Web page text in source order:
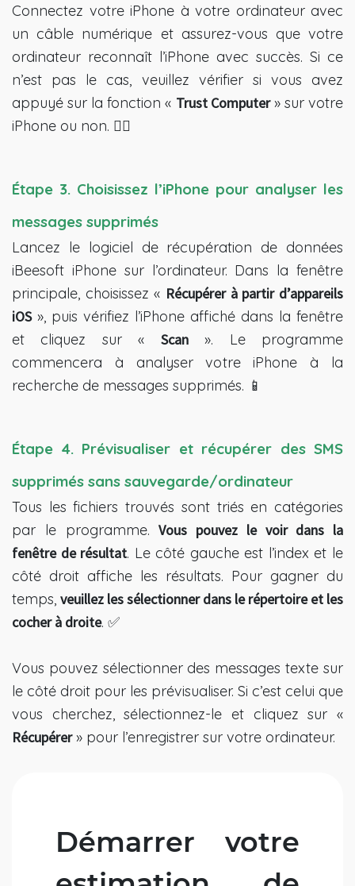
Connectez votre iPhone à votre ordinateur avec
un câble numérique et assurez-vous que votre
ordinateur reconnaît l’iPhone avec succès. Si ce
n’est pas le cas, veuillez vérifier si vous avez
appuyé sur la fonction « Trust Computer» sur votre
iPhone ou non. 💁‍♂️
Étape 3. Choisissez l’iPhone pour analyser les
messages supprimés
Lancez le logiciel de récupération de données
iBeesoft iPhone sur l’ordinateur. Dans la fenêtre
principale, choisissez « Récupérer à partir d’appareils
iOS», puis vérifiez l’iPhone affiché dans la fenêtre
et cliquez sur « Scan». Le programme
commencera à analyser votre iPhone à la
recherche de messages supprimés. 📱
Étape 4. Prévisualiser et récupérer des SMS
supprimés sans sauvegarde/ordinateur
Tous les fichiers trouvés sont triés en catégories
par le programme.Vous pouvez le voir dans la
fenêtre de résultat. Le côté gauche est l’index et le
côté droit affiche les résultats. Pour gagner du
temps, veuillez les sélectionner dans le répertoire et les
cocher à droite. ✅
Vous pouvez sélectionner des messages texte sur
le côté droit pour les prévisualiser. Si c’est celui que
vous cherchez, sélectionnez-le et cliquez sur «
Récupérer» pour l’enregistrer sur votre ordinateur.
Démarrer votre